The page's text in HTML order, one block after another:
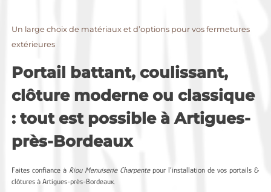
Un large choix de matériaux et d’options pour vos fermetures
extérieures
Portail battant, coulissant,
clôture moderne ou classique
: tout est possible à Artigues-
près-Bordeaux
Faites confiance à Riou Menuiserie Charpentepour l’installation de vos portails &
clôtures à Artigues-près-Bordeaux.